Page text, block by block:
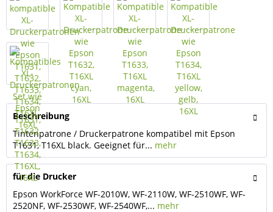
Beschreibung
Tintenpatrone / Druckerpatrone kompatibel mit Epson
T1631, T16XL black. Geeignet für... mehr
für die Drucker
Epson WorkForce WF-2010W, WF-2110W, WF-2510WF, WF-
2520NF, WF-2530WF, WF-2540WF,... mehr